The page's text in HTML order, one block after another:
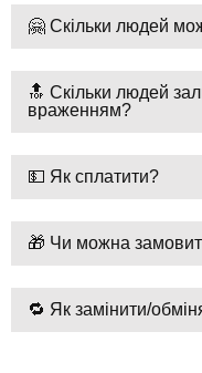
🤗 Скільки людей
🔝 Скільки людей
враженням?
💵 Як сплатити?
🎁 Чи можна
🔁 Як замінити/